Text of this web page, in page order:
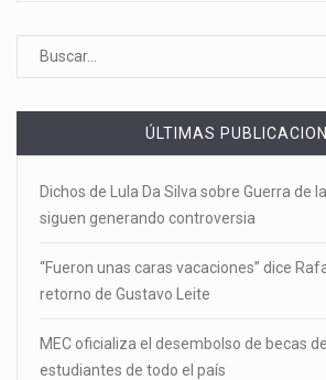
ÚLTIMAS
Dichos de Lula Da Silva sobre Guerra de
siguen generando controversia
“Fueron unas caras vacaciones” dice
retorno de Gustavo Leite
MEC oficializa el desembolso de becas
estudiantes de todo el país